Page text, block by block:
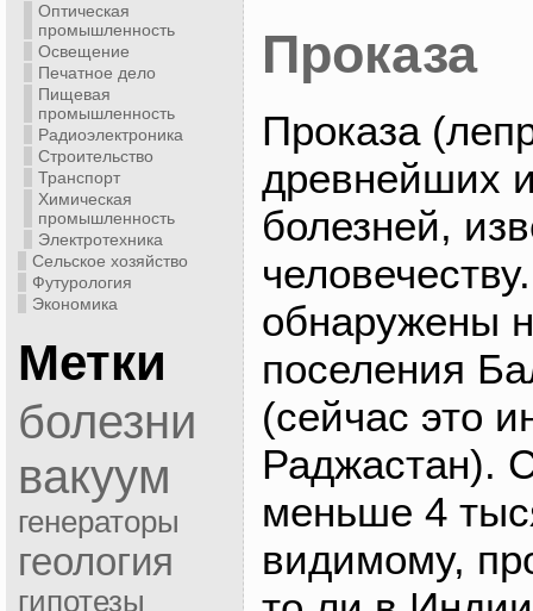
Оптическая
промышленность
Освещение
Печатное дело
Пищевая
промышленность
Радиоэлектроника
Строительство
Транспорт
Химическая
промышленность
Электротехника
Сельское хозяйство
Футурология
Экономика
Метки
болезни
вакуум
генераторы
геология
гипотезы
Проказа
Проказа
древнейших
болезней,
обнаружены
поселения
(сейчас это
Раджастан).
меньше 4
видимому,